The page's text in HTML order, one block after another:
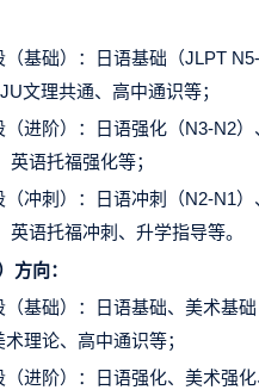
（基础）：日语基础（JLPT
文理共通、高中通识等；
（进阶）：日语强化（N3-N2
英语托福强化等；
（冲刺）：日语冲刺（N2-N1
英语托福冲刺、升学指导等。
方向：
（基础）：日语基础、美术基
理论、高中通识等；
（进阶）：日语强化、美术强